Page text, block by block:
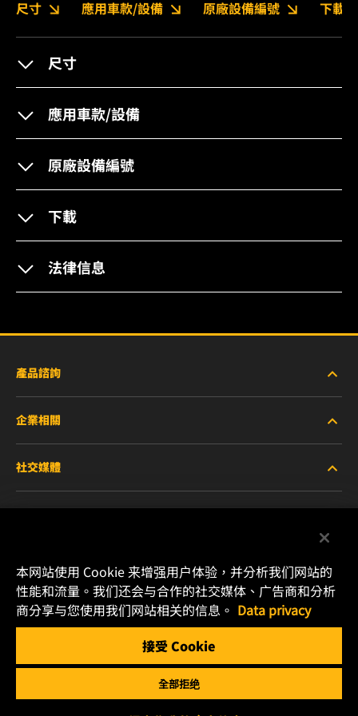
尺寸 應用車款/設備 原廠設備編號 下載
尺寸
應用車款/設備
原廠設備編號
下載
法律信息
產品諮詢
重型設備車輛
小客車與商用車
企業相關
關於WIX
聯絡我們
職涯發展
社交媒體
Instagram
YouTube
本网站使用 Cookie 来增强用户体验，并分析我们网站的
性能和流量。我们还会与合作的社交媒体、广告商和分析
商分享与您使用我们网站相关的信息。 Data privacy
接受 Cookie
全部拒绝